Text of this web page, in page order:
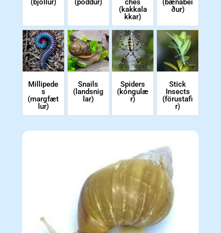
(bjöllur)
(pöddur)
ches
(kakkala
kkar)
(bænabei
ður)
Millipede
s
(margfæt
lur)
Snails
(landsnig
lar)
Spiders
(kóngulæ
r)
Stick
Insects
(förustafi
r)